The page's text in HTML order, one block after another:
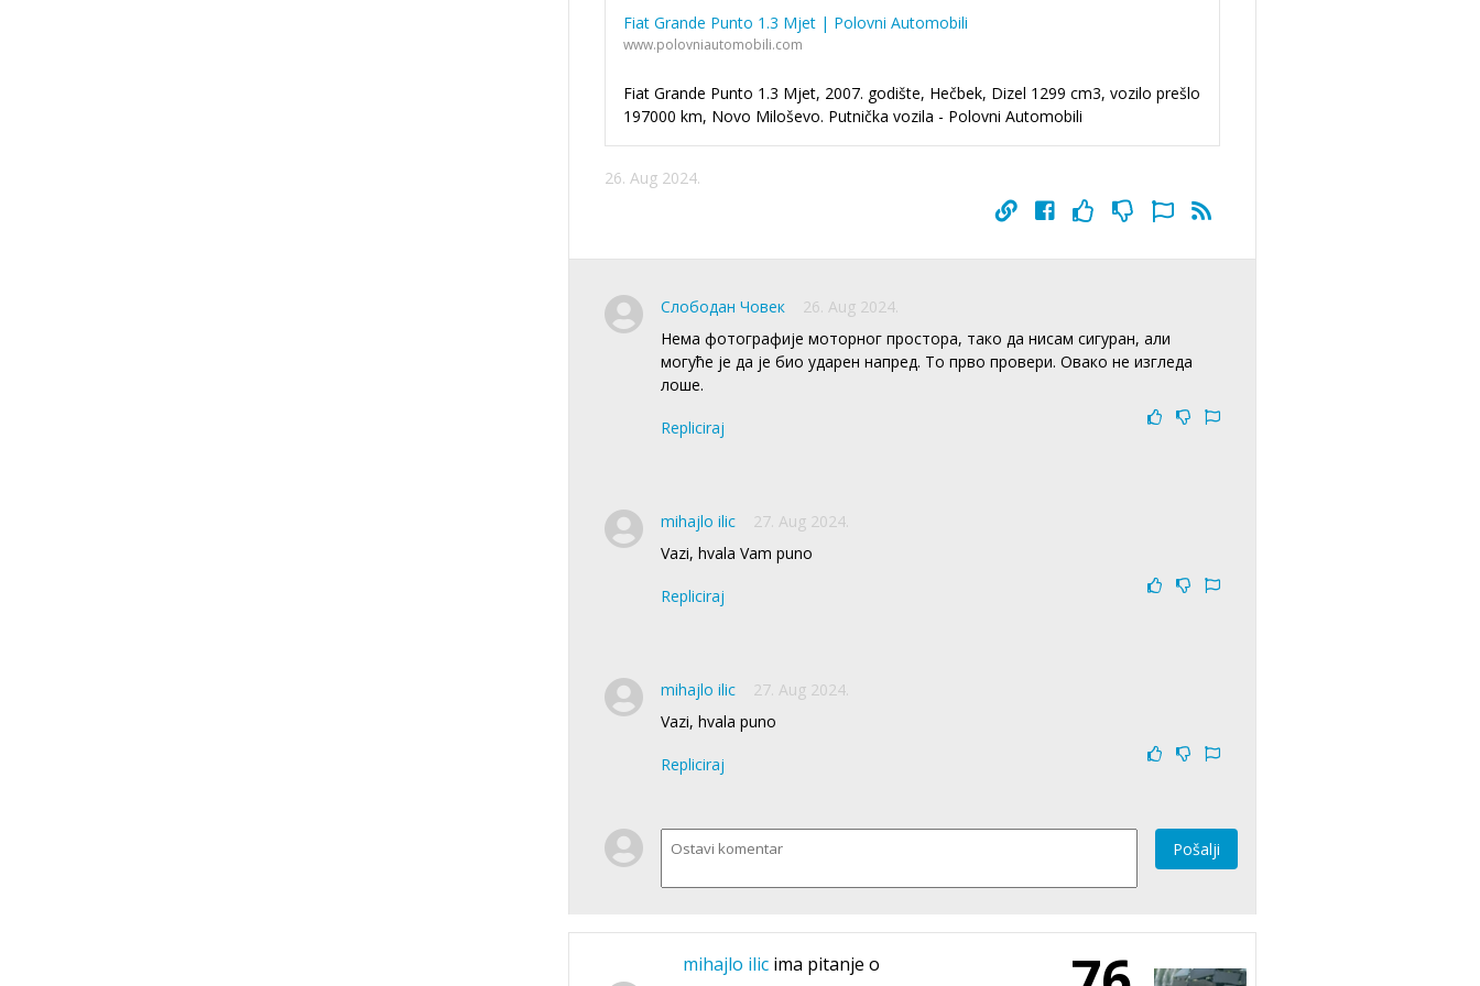
Fiat Grande Punto 1.3 Mjet | Polovni Automobili
www.polovniautomobili.com
Fiat Grande Punto 1.3 Mjet, 2007. godište, Hečbek, Dizel 1299 cm3, vozilo prešlo
197000 km, Novo Miloševo. Putnička vozila - Polovni Automobili
26. Aug 2024.
Слободан Човек
26. Aug 2024.
Нема фотографије моторног простора, тако да нисам сигуран, али
могуће је да је био ударен напред. То прво провери. Овако не изгледа
лоше.
Repliciraj
mihajlo ilic
27. Aug 2024.
Vazi, hvala Vam puno
Repliciraj
mihajlo ilic
27. Aug 2024.
Vazi, hvala puno
Repliciraj
Pošalji
mihajlo ilic ima pitanje o